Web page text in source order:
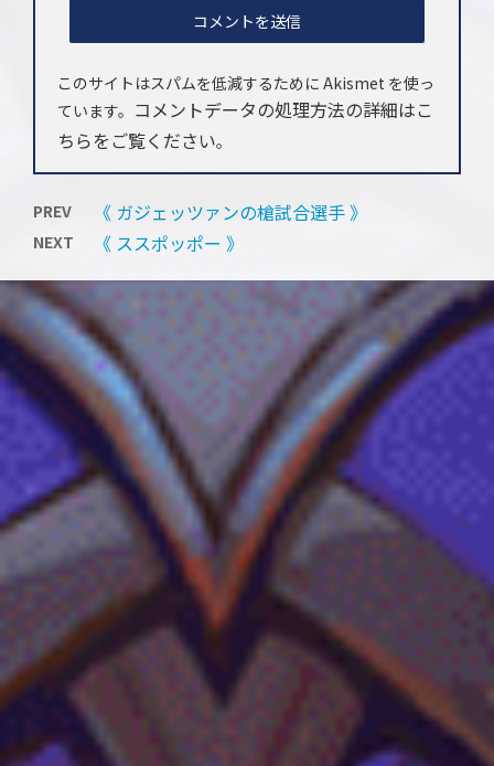
このサイトはスパムを低減するために Akismet を使っ
ています。 コメントデータの処理方法の詳細はこ
ちらをご覧ください。
PREV 《 ガジェッツァンの槍試合選手 》
NEXT 《 ススポッポー 》